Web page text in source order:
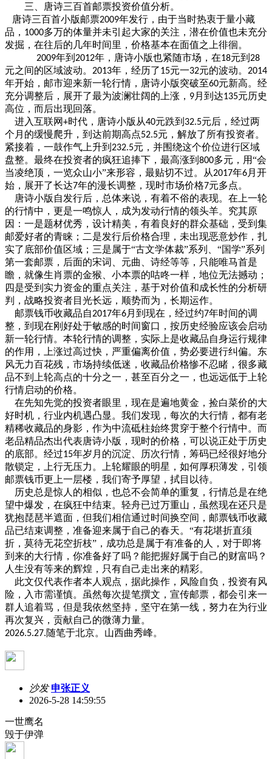
三、唐诗三百首邮票投资价值分析。
唐诗三百首小版邮票2009年发行，由于当时热衷于量小藏
品， 1000多万的体量并未引起大家的关注，潜在价值也未充分
发掘，在往后的几年时间里，价格基本在面值之上徘徊。
2009年到 2012年，唐诗小版也紧随市场，在18元到 28
元之间的区域波动。 2013年，经历了15元一32元的波动。 2014
年开始，邮市迎来新一轮行情，唐诗小版突破至60元新高。经
充分调整后，展开了最为波澜壮阔的上涨， 9月到达135元历史
高位，而后出现回落。
进入互联网+时代，唐诗小版从40元跌到 32.5元后，经过两
个月的缓慢爬升，到达前期高点52.5元，解放了所有投资者。
紧接着，一鼓作气上升到 232.5元，并围绕这个价位进行区域
盘整。最终在投资者的疯狂追捧下，最高涨到 800多元，用“会
当凌绝顶，一览众山小”来形容，最贴切不过。从2017年6月开
始，展开了长达7年的漫长调整，现时市场价格7元多点。
唐诗小版自发行后，总体来说，有着不俗的表现。在上一轮
的行情中，更是一鸣惊人，成为发动行情的领头羊。究其原
因：一是题材优秀，设计精美，有着良好的群众基础，受到集
邮爱好者的青睐；二是发行后价格合理，未出现恶意炒作，扎
实了底部价值区域；三是属于“古文学体裁”系列、“国学”系列
第一套邮票，后面的宋词、元曲、诗经等等，只能唯马首是
瞻，就像生肖票的金猴、小本票的咕咚一样，地位无法撼动；
四是受到实力资金的重点关注，基于对价值和成长性的分析研
判，战略投资者目光长远，顺势而为，长期运作。
邮票钱币收藏品自2017年6月到现在，经过约7年时间的调
整，到现在刚好处于敏感的时间窗口，按历史经验应该会启动
新一轮行情。本轮行情的调整，实际上是收藏品自身运行规律
的作用，上涨过高过快，严重偏离价值，势必要进行纠偏。东
风无力百花残，市场持续低迷，收藏品价格惨不忍睹，很多藏
品不到上轮高点的十分之一，甚至百分之一，也远远低于上轮
行情启动的价格。
在先知先觉的投资者眼里，现在是遍地黄金，捡白菜价的大
好时机，行业内机遇凸显。我们发现，每次的大行情，都有老
精稀收藏品的身影，作为中流砥柱始终贯穿于整个行情中。而
老品精品杰出代表唐诗小版，现时的价格，可以说正处于历史
的底部。经过15年岁月的沉淀、历次行情，筹码已经很好地分
散锁定，上行无压力。上轮耀眼的明星，如何厚积薄发，引领
邮票钱币更上一层楼，我们寄予厚望，拭目以待。
历史总是惊人的相似，也总不会简单的重复，行情总是在绝
望中爆发，在疯狂中结束。轻舟已过万重山，虽然现在还只是
犹抱琵琶半遮面，但我们相信通过时间换空间，邮票钱币收藏
品已结束调整，准备迎来属于自己的春天。 “有花堪折直须
折，莫待无花空折枝”，成功总是属于有准备的人，对于即将
到来的大行情，你准备好了吗？能把握好属于自己的财富吗？
人生没有等来的辉煌，只有自己走出来的精彩。
此文仅代表作者本人观点，据此操作，风险自负，投资有风
险，入市需谨慎。虽然每次提笔撰文，宣传邮票，都会引来一
群人追着骂，但是我依然坚持，坚守在第一线，努力在为行业
再次复兴，贡献自己的微薄力量。
2026.5.27.随笔于北京。山西曲秀峰。
沙发 申张正义
2026-5-28 14:59:55
一世鹰名
毁于伊弹